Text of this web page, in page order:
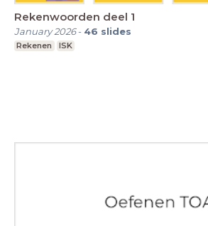
Rekenwoorden deel 1
January 2026- 46 slides
Rekenen ISK